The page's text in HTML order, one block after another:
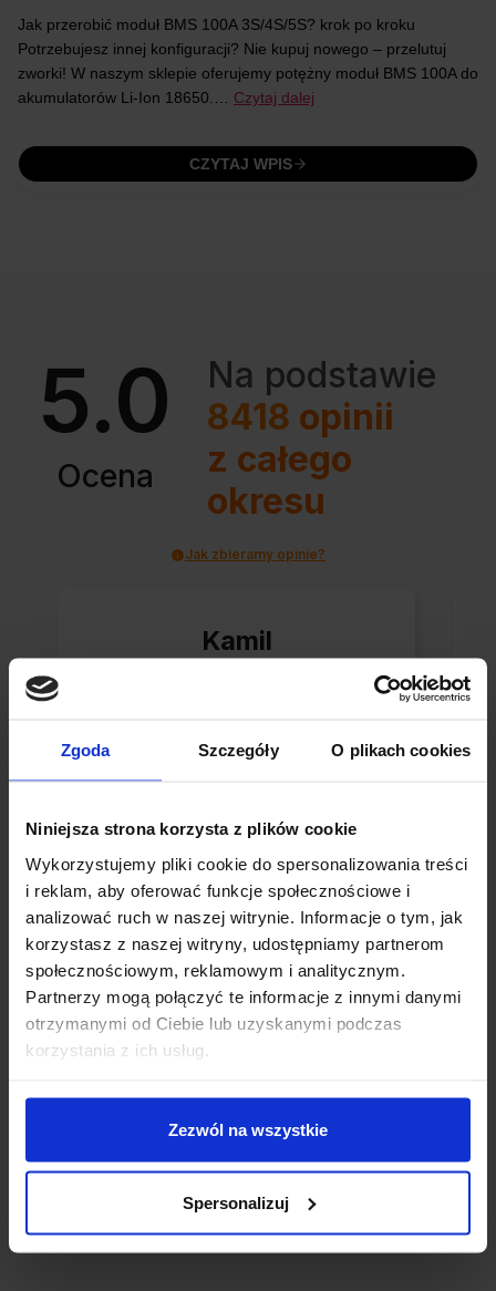
Zgoda Szczegóły O plikach cookies
Niniejsza strona korzysta z plików cookie
Wykorzystujemy pliki cookie do spersonalizowania treści
i reklam, aby oferować funkcje społecznościowe i
analizować ruch w naszej witrynie. Informacje o tym, jak
korzystasz z naszej witryny, udostępniamy partnerom
społecznościowym, reklamowym i analitycznym.
Partnerzy mogą połączyć te informacje z innymi danymi
otrzymanymi od Ciebie lub uzyskanymi podczas
korzystania z ich usług.
Zezwól na wszystkie
Spersonalizuj
Jak przerobić moduł BMS 100A 3S/4S/5S? krok po kroku
Potrzebujesz innej konfiguracji? Nie kupuj nowego – przelutuj
zworki! W naszym sklepie oferujemy potężny moduł BMS 100A do
akumulatorów Li-Ion 18650.… Czytaj dalej
CZYTAJ WPIS
5.0
Ocena
Na podstawie
8418 opinii
z całego
okresu
Jak zbieramy opinie?
Kamil
0 0
wczoraj
zebranych i zweryfikowanych
przez